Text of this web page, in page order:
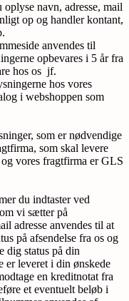
navn, adresse, mail
op og handler kontant,
anvendes til
opbevares i 5 år fra
hos os jf.
hos vores
i webshoppen som
som er nødvendige
som skal levere
og vores fragtfirma er GLS
du indtaster ved
vi sætter på
adresse anvendes til at
på afsendelse fra os og
dig status på din
er leveret i din ønskede
en kreditnotat fra
et eventuelt beløb i